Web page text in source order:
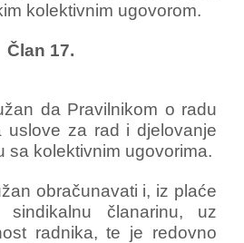
kolektivnim ugovorom.
Član 17.
da Pravilnikom o radu
uslove za rad i djelovanje
sa kolektivnim ugovorima.
obračunavati i, iz plaće
sindikalnu članarinu, uz
radnika, te je redovno